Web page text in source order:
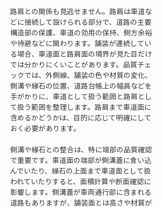
路肩との関係も見逃せません。路肩は車道な
どに接続して設けられる部分で、道路の主要
構造部の保護、車道の効用の保持、側方余裕
や待避などに関わります。舗装が連続してい
る場合、車道面と路肩面の境界が見た目だけ
では分かりにくいことがあります。品質チェ
ックでは、外側線、舗装の色や材質の変化、
側溝や縁石の位置、道路台帳上の幅員などを
手がかりに、車道として扱う範囲と路肩とし
て扱う範囲を整理します。路肩まで車道面に
含めるかどうかは、目的に応じて明確にして
おく必要があります。
側溝や縁石との整合は、特に端部の品質確認
で重要です。車道面の端部が側溝蓋に食い込
んでいたり、縁石の上面まで車道面として扱
われていたりすると、面積計算や断面確認に
影響します。側溝蓋が車両通行部に含まれる
道路もありますが、舗装面とは高さや材質が